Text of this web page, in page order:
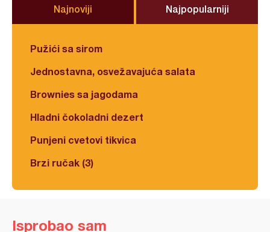
Najnoviji Najpopularniji
Pužići sa sirom
Jednostavna, osvežavajuća salata
Brownies sa jagodama
Hladni čokoladni dezert
Punjeni cvetovi tikvica
Brzi ručak (3)
Isprobao sam